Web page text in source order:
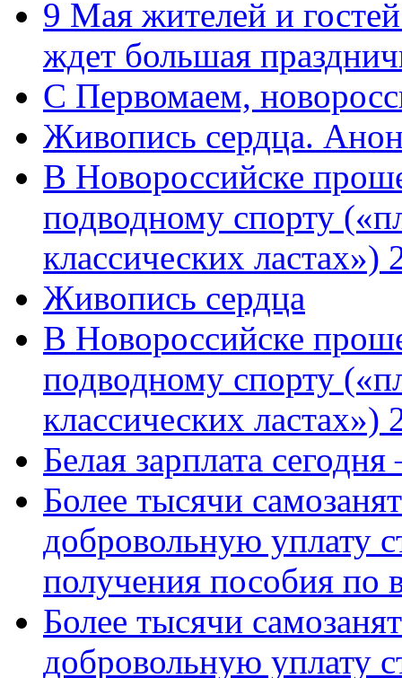
9 Мая жителей и
ждет большая
C Первомаем,
Живопись сердца.
В Новороссийске
подводному спорту
классических
Живопись сердца
В Новороссийске
подводному спорту
классических ластах»)
Белая зарплата
Более тысячи
добровольную уплату
получения пособия по
Более тысячи
добровольную уплату